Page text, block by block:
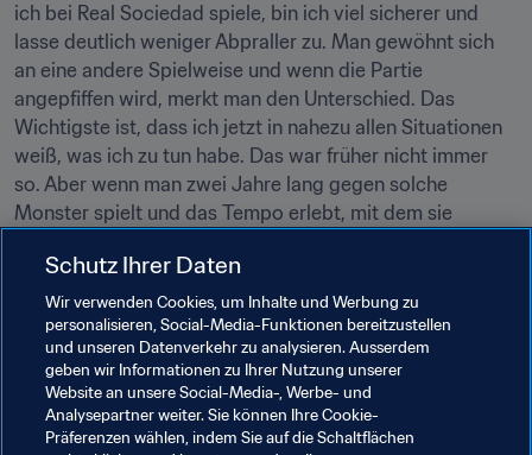
ich bei Real Sociedad spiele, bin ich viel sicherer und
lasse deutlich weniger Abpraller zu. Man gewöhnt sich
an eine andere Spielweise und wenn die Partie
angepfiffen wird, merkt man den Unterschied. Das
Wichtigste ist, dass ich jetzt in nahezu allen Situationen
weiß, was ich zu tun habe. Das war früher nicht immer
so. Aber wenn man zwei Jahre lang gegen solche
Monster spielt und das Tempo erlebt, mit dem sie
Land spielen zu können: "Wenn sich diese Möglichkeit
noch einmal bieten sollte, werde ich sie mir keinesfalls
entgehen lassen."
Verwandte Dokumente
Schutz Ihrer Daten
Wir verwenden Cookies, um Inhalte und Werbung zu
personalisieren, Social-Media-Funktionen bereitzustellen
und unseren Datenverkehr zu analysieren. Ausserdem
geben wir Informationen zu Ihrer Nutzung unserer
Website an unsere Social-Media-, Werbe- und
Analysepartner weiter. Sie können Ihre Cookie-
Präferenzen wählen, indem Sie auf die Schaltflächen